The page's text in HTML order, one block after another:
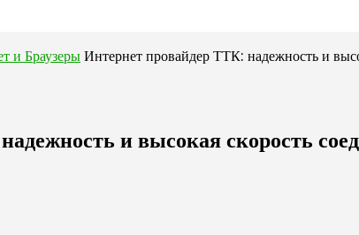
и Браузеры Интернет провайдер ТТК: надежность и
и высокая скорость